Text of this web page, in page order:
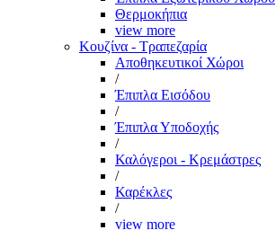
Θερμοκήπια
view more
Κουζίνα - Τραπεζαρία
Αποθηκευτικοί Χώροι
/
Έπιπλα Εισόδου
/
Έπιπλα Υποδοχής
/
Καλόγεροι - Κρεμάστρες
/
Καρέκλες
/
view more